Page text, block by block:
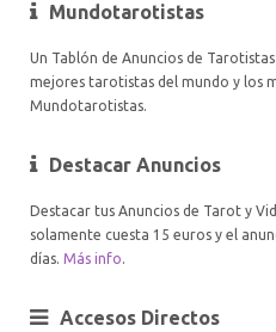
Mundotarotistas
Un Tablón de Anuncios de
mejores tarotistas del mundo y los
Mundotarotistas.
Destacar Anuncios
Destacar tus Anuncios de Tarot y
solamente cuesta 15 euros y el
días. Más info.
Accesos Directos